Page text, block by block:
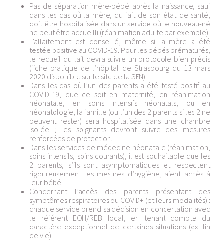
Pas de séparation mère-bébé après la naissance, sauf
dans les cas où la mère, du fait de son état de santé,
doit être hospitalisée dans un service où le nouveau-né
ne peut être accueilli (réanimation adulte par exemple)
L’allaitement est conseillé, même si la mère a été
testée positive au COVID-19. Pour les bébés prématurés,
le recueil du lait devra suivre un protocole bien précis
(fiche pratique de l’hôpital de Strasbourg du 13 mars
2020 disponible sur le site de la SFN)
Dans les cas où l’un des parents a été testé positif au
COVID-19, que ce soit en maternité, en réanimation
néonatale, en soins intensifs néonatals, ou en
néonatologie, la famille (ou l’un des 2 parents si les 2 ne
peuvent rester) sera hospitalisée dans une chambre
isolée ; les soignants devront suivre des mesures
renforcées de protection.
Dans les services de médecine néonatale (réanimation,
soins intensifs, soins courants), il est souhaitable que les
2 parents, s’ils sont asymptomatiques et respectent
rigoureusement les mesures d’hygiène, aient accès à
leur bébé.
Concernant l’accès des parents présentant des
symptômes respiratoires ou COVID+ (et leurs modalités) :
chaque service prend sa décision en concertation avec
le référent EOH/REB local, en tenant compte du
caractère exceptionnel de certaines situations (ex. fin
de vie).